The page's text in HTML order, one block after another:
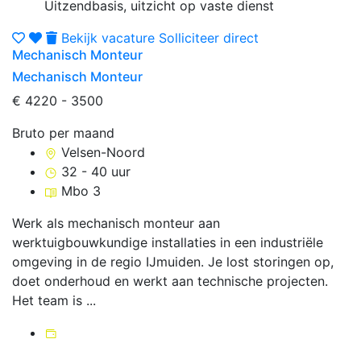
Uitzendbasis, uitzicht op vaste dienst
Bekijk vacature Solliciteer direct
Mechanisch Monteur
Mechanisch Monteur
€ 4220 - 3500
Bruto per maand
Velsen-Noord
32 - 40 uur
Mbo 3
Werk als mechanisch monteur aan
werktuigbouwkundige installaties in een industriële
omgeving in de regio IJmuiden. Je lost storingen op,
doet onderhoud en werkt aan technische projecten.
Het team is ...